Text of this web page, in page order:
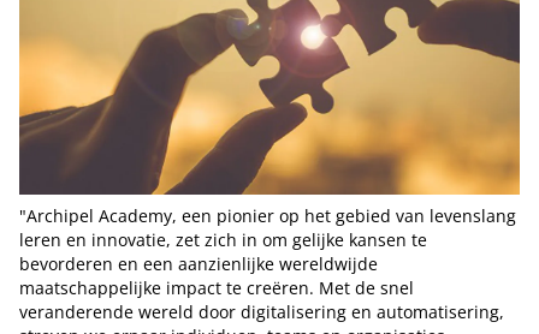
"Archipel Academy, een pionier op het gebied van levenslang
leren en innovatie, zet zich in om gelijke kansen te
bevorderen en een aanzienlijke wereldwijde
maatschappelijke impact te creëren. Met de snel
veranderende wereld door digitalisering en automatisering,